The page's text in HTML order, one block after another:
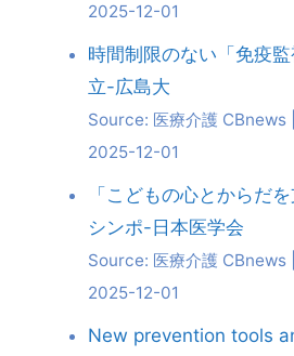
2025-12-01
時間制限のない「免疫
立-広島大
Source: 医療介護 CBnews
2025-12-01
「こどもの心とからだ
シンポ-日本医学会
Source: 医療介護 CBnews
2025-12-01
New prevention tools